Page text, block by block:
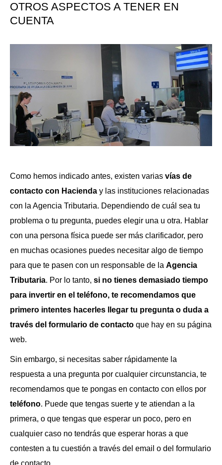
OTROS ASPECTOS A TENER EN
CUENTA
Como hemos indicado antes, existen varias vías de
contacto con Hacienda y las instituciones relacionadas
con la Agencia Tributaria. Dependiendo de cuál sea tu
problema o tu pregunta, puedes elegir una u otra. Hablar
con una persona física puede ser más clarificador, pero
en muchas ocasiones puedes necesitar algo de tiempo
para que te pasen con un responsable de la Agencia
Tributaria. Por lo tanto, si no tienes demasiado tiempo
para invertir en el teléfono, te recomendamos que
primero intentes hacerles llegar tu pregunta o duda a
través del formulario de contacto que hay en su página
web.
Sin embargo, si necesitas saber rápidamente la
respuesta a una pregunta por cualquier circunstancia, te
recomendamos que te pongas en contacto con ellos por
teléfono. Puede que tengas suerte y te atiendan a la
primera, o que tengas que esperar un poco, pero en
cualquier caso no tendrás que esperar horas a que
contesten a tu cuestión a través del email o del formulario
de contacto.